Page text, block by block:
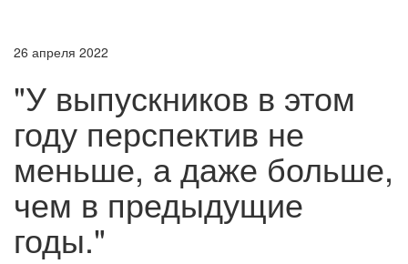
26 апреля 2022
"У выпускников в этом
году перспектив не
меньше, а даже больше,
чем в предыдущие
годы."